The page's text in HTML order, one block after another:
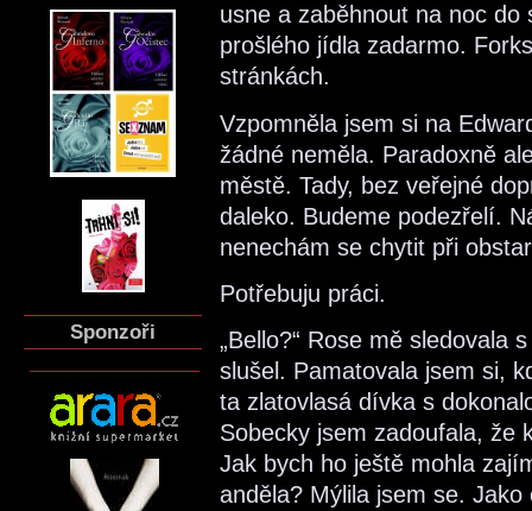
Sponzoři
usne a zaběhnout na noc
prošlého jídla zadarmo.
stránkách.
Vzpomněla jsem si na
žádné neměla. Paradoxně
městě. Tady, bez veřejné
daleko. Budeme podezřelí.
nenechám se chytit při
Potřebuju práci.
„Bello?“ Rose mě sledovala
slušel. Pamatovala jsem si,
ta zlatovlasá dívka s
Sobecky jsem zadoufala, že
Jak bych ho ještě mohla
anděla? Mýlila jsem se.